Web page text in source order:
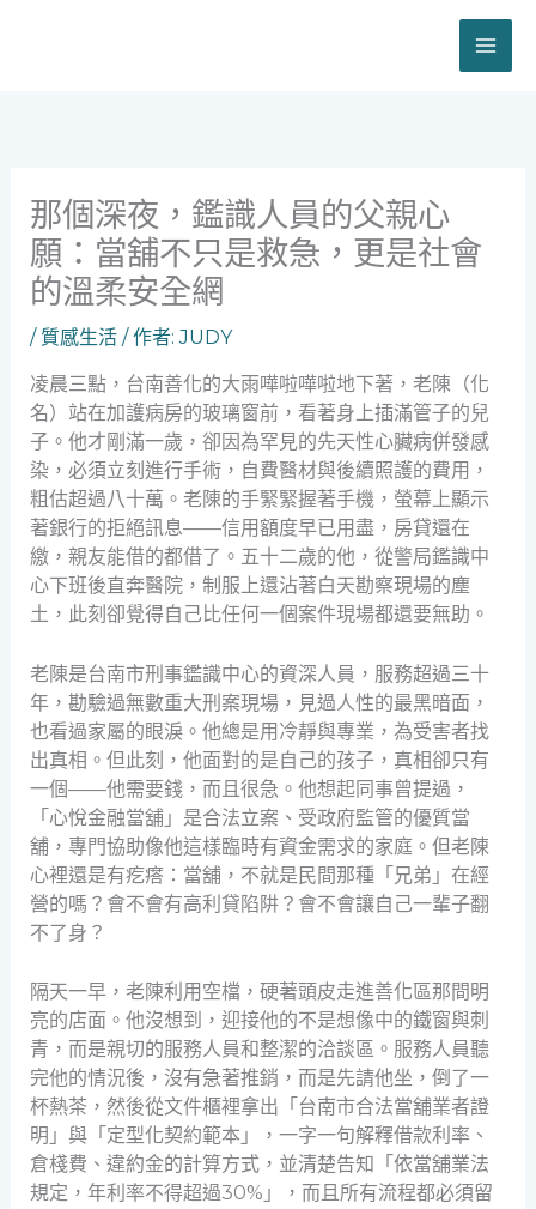
那個深夜，鑑識人員的父親心
願：當舖不只是救急，更是社會
的溫柔安全網
/ 質感生活/ 作者:JUDY
凌晨三點，台南善化的大雨嘩啦嘩啦地下著，老陳（化
名）站在加護病房的玻璃窗前，看著身上插滿管子的兒
子。他才剛滿一歲，卻因為罕見的先天性心臟病併發感
染，必須立刻進行手術，自費醫材與後續照護的費用，
粗估超過八十萬。老陳的手緊緊握著手機，螢幕上顯示
著銀行的拒絕訊息——信用額度早已用盡，房貸還在
繳，親友能借的都借了。五十二歲的他，從警局鑑識中
心下班後直奔醫院，制服上還沾著白天勘察現場的塵
土，此刻卻覺得自己比任何一個案件現場都還要無助。
老陳是台南市刑事鑑識中心的資深人員，服務超過三十
年，勘驗過無數重大刑案現場，見過人性的最黑暗面，
也看過家屬的眼淚。他總是用冷靜與專業，為受害者找
出真相。但此刻，他面對的是自己的孩子，真相卻只有
一個——他需要錢，而且很急。他想起同事曾提過，
「心悅金融當舖」是合法立案、受政府監管的優質當
舖，專門協助像他這樣臨時有資金需求的家庭。但老陳
心裡還是有疙瘩：當舖，不就是民間那種「兄弟」在經
營的嗎？會不會有高利貸陷阱？會不會讓自己一輩子翻
不了身？
隔天一早，老陳利用空檔，硬著頭皮走進善化區那間明
亮的店面。他沒想到，迎接他的不是想像中的鐵窗與刺
青，而是親切的服務人員和整潔的洽談區。服務人員聽
完他的情況後，沒有急著推銷，而是先請他坐，倒了一
杯熱茶，然後從文件櫃裡拿出「台南市合法當舖業者證
明」與「定型化契約範本」，一字一句解釋借款利率、
倉棧費、違約金的計算方式，並清楚告知「依當舖業法
規定，年利率不得超過30%」，而且所有流程都必須留